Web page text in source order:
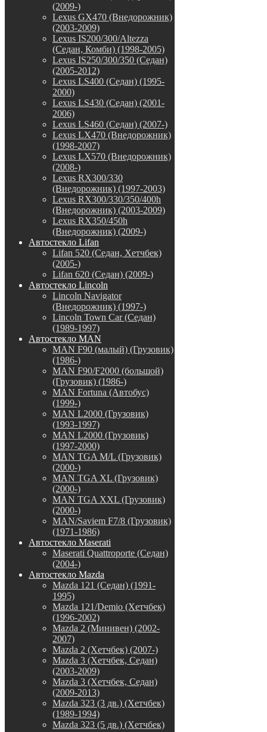
(2009-)
Lexus GX470 (Внедорожник)
(2003-2009)
Lexus IS200/300/Altezza
(Седан, Комби) (1998-2005)
Lexus IS250/300/350 (Седан)
(2005-2012)
Lexus LS400 (Седан) (1995-
2000)
Lexus LS430 (Седан) (2001-
2006)
Lexus LS460 (Седан) (2007-)
Lexus LX470 (Внедорожник)
(1998-2007)
Lexus LX570 (Внедорожник)
(2008-)
Lexus RX300/330
(Внедорожник) (1997-2003)
Lexus RX300/330/350/400h
(Внедорожник) (2003-2009)
Lexus RX350/450h
(Внедорожник) (2009-)
Автостекло Lifan
Lifan 520 (Седан, Хетчбек)
(2005-)
Lifan 620 (Седан) (2009-)
Автостекло Lincoln
Lincoln Navigator
(Внедорожник) (1997-)
Lincoln Town Car (Седан)
(1989-1997)
Автостекло MAN
MAN F90 (малый) (Грузовик)
(1986-)
MAN F90/F2000 (большой)
(Грузовик) (1986-)
MAN Fortuna (Автобус)
(1999-)
MAN L2000 (Грузовик)
(1993-1997)
MAN L2000 (Грузовик)
(1997-2000)
MAN TGA M/L (Грузовик)
(2000-)
MAN TGA XL (Грузовик)
(2000-)
MAN TGA XXL (Грузовик)
(2000-)
MAN/Saviem F7/8 (Грузовик)
(1971-1986)
Автостекло Maserati
Maserati Quattroporte (Седан)
(2004-)
Автостекло Mazda
Mazda 121 (Седан) (1991-
1995)
Mazda 121/Demio (Хетчбек)
(1996-2002)
Mazda 2 (Минивен) (2002-
2007)
Mazda 2 (Хетчбек) (2007-)
Mazda 3 (Хетчбек, Седан)
(2003-2009)
Mazda 3 (Хетчбек, Седан)
(2009-2013)
Mazda 323 (3 дв.) (Хетчбек)
(1989-1994)
Mazda 323 (5 дв.) (Хетчбек)